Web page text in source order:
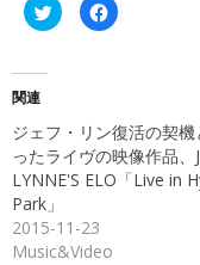
ク
リ
共
有
(新
し
い
ン
ド
ウ
Facebook
で
ク
リ
ッ
ク
し
い
関連
ジェフ・リン復活の契機
ったライヴの映像作品、
LYNNE'S ELO「Live in
Park」
2015-11-23
Music&Video